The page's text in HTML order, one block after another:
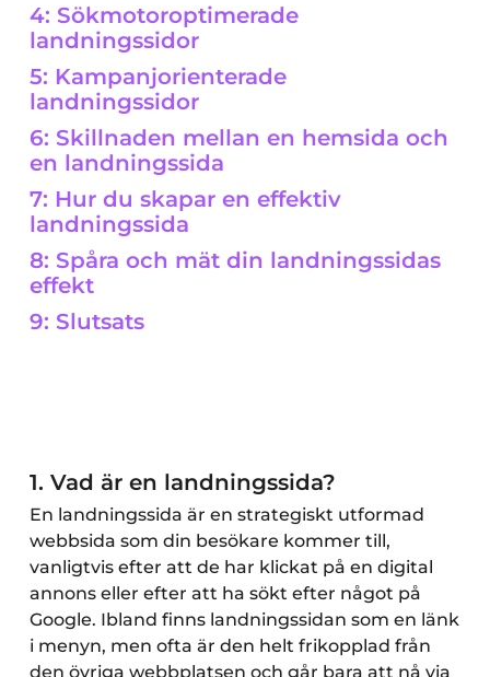
4: Sökmotoroptimerade
landningssidor
5: Kampanjorienterade
landningssidor
6: Skillnaden mellan en hemsida och
en landningssida
7: Hur du skapar en effektiv
landningssida
8: Spåra och mät din landningssidas
effekt
9: Slutsats
1. Vad är en landningssida?
En landningssida är en strategiskt utformad
webbsida som din besökare kommer till,
vanligtvis efter att de har klickat på en digital
annons eller efter att ha sökt efter något på
Google. Ibland finns landningssidan som en länk
i menyn, men ofta är den helt frikopplad från
den övriga webbplatsen och går bara att nå via